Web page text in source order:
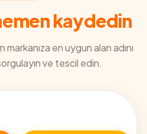
kaydedin
markanıza en uygun alan adını
ve tescil edin.